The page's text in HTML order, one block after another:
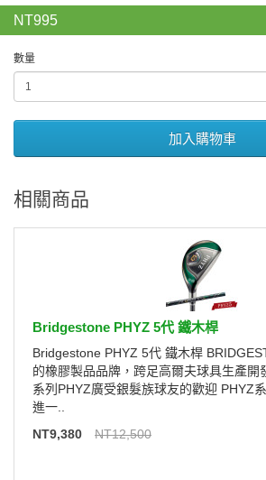
NT995
數量
加入購物車
相關商品
Bridgestone PHYZ 5代 鐵木桿
Bridgestone PHYZ 5代 鐵木桿
的橡膠製品品牌，跨足高爾夫球具生產開
系列PHYZ廣受銀髮族球友的歡迎 PHYZ
進一..
NT9,380
NT12,500